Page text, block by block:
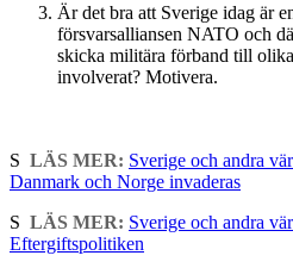
Är det bra att Sverige idag är
försvarsalliansen NATO och
skicka militära förband till
involverat? Motivera.
S LÄS MER: Sverige och andra
Danmark och Norge invaderas
S LÄS MER: Sverige och andra
Eftergiftspolitiken